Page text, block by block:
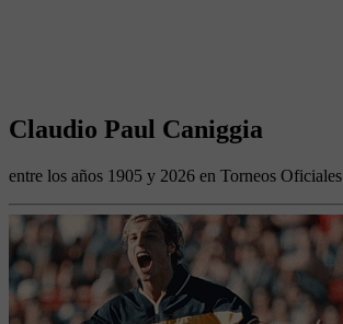
Claudio Paul Caniggia
entre los años 1905 y 2026 en Torneos Oficiales